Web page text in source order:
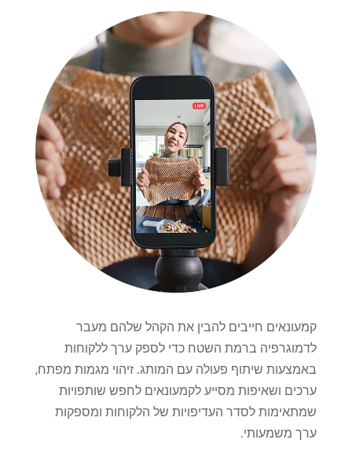
קמעונאים חייבים להבין את הקהל שלהם מעבר
לדמוגרפיה ברמת השטח כדי לספק ערך ללקוחות
באמצעות שיתוף פעולה עם המותג. זיהוי מגמות מפתח,
ערכים ושאיפות מסייע לקמעונאים לחפש שותפויות
שמתאימות לסדר העדיפויות של הלקוחות ומספקות
ערך משמעותי.